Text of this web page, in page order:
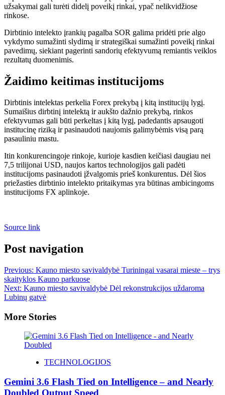
užsakymai gali turėti didelį poveikį rinkai, ypač nelikvidžiose
rinkose.
Dirbtinio intelekto įrankių pagalba SOR galima pridėti prie algo
vykdymo sumažinti slydimą ir strategiškai sumažinti poveikį rinkai
pavedimų, siekiant pagerinti sandorių efektyvumą remiantis veiklos
rezultatų duomenimis.
Žaidimo keitimas institucijoms
Dirbtinis intelektas perkelia Forex prekybą į kitą institucijų lygį.
Sumaišius dirbtinį intelektą ir aukšto dažnio prekybą, rinkos
efektyvumas gali būti perkeltas į kitą lygį, padedantis apsaugoti
institucinę riziką ir pasinaudoti naujomis galimybėmis visą parą
pasauliniu mastu.
Itin konkurencingoje rinkoje, kurioje kasdien keičiasi daugiau nei
7,5 trilijonai USD, naujos kartos technologijos gali padėti
institucijoms pasinaudoti įžvalgomis prieš konkurentus. Dėl šios
priežasties dirbtinio intelekto pritaikymas yra būtinas ambicingoms
institucijoms FX aplinkoje.
Source link
Post navigation
Previous: Kauno miesto savivaldybė Turiningai vasarai mieste – trys
skaityklos Kauno parkuose
Next: Kauno miesto savivaldybė Dėl rekonstrukcijos uždaroma
Lubinų gatvė
More Stories
TECHNOLOGIJOS
Gemini 3.6 Flash Tied on Intelligence – and Nearly
Doubled Output Speed